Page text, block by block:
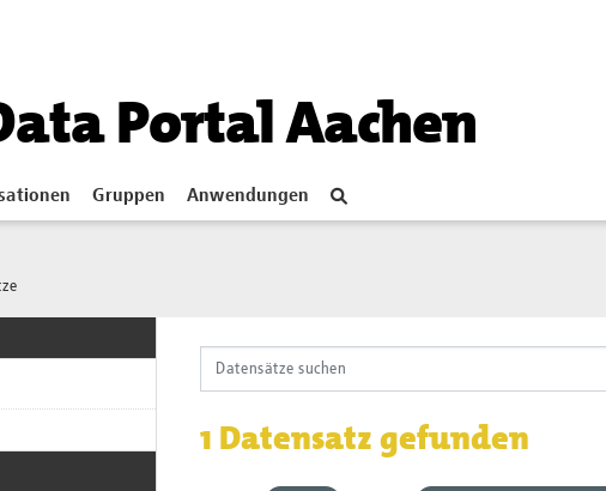
Portal Aachen
Gruppen Anwendungen
1 Datensatz gefunden